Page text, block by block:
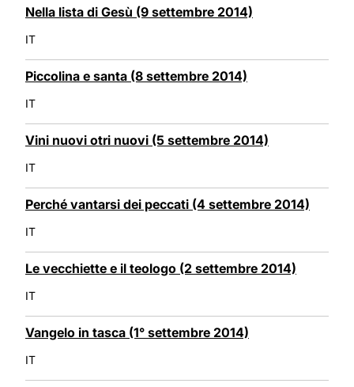
Nella lista di Gesù (9 settembre 2014)
IT
Piccolina e santa (8 settembre 2014)
IT
Vini nuovi otri nuovi (5 settembre 2014)
IT
Perché vantarsi dei peccati (4 settembre 2014)
IT
Le vecchiette e il teologo (2 settembre 2014)
IT
Vangelo in tasca (1° settembre 2014)
IT